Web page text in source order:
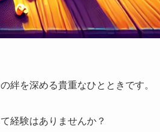
絆を深める貴重なひとときです。
経験はありませんか？